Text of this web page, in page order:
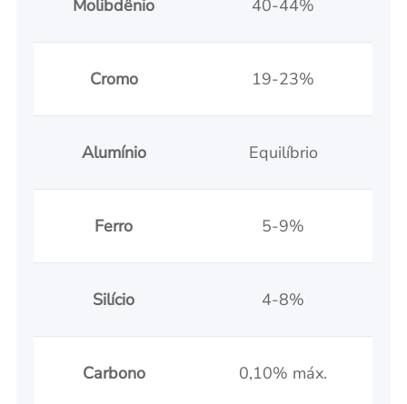
Molibdênio 40-44%
Cromo 19-23%
Alumínio Equilíbrio
Ferro 5-9%
Silício 4-8%
Carbono 0,10% máx.